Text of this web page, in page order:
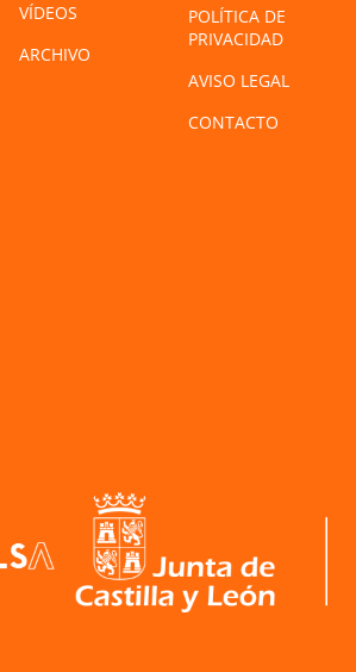
VÍDEOS
ARCHIVO
POLÍTICA DE
PRIVACIDAD
AVISO LEGAL
CONTACTO